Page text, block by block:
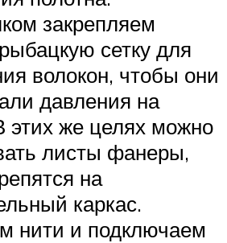
закрепляем
сетку для
волокон, чтобы они
давления на
этих же целях можно
листы фанеры,
на
каркас.
нити и подключаем